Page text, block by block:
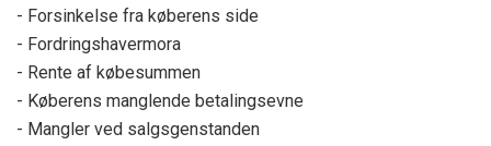
- Forsinkelse fra køberens side
- Fordringshavermora
- Rente af købesummen
- Køberens manglende betalingsevne
- Mangler ved salgsgenstanden